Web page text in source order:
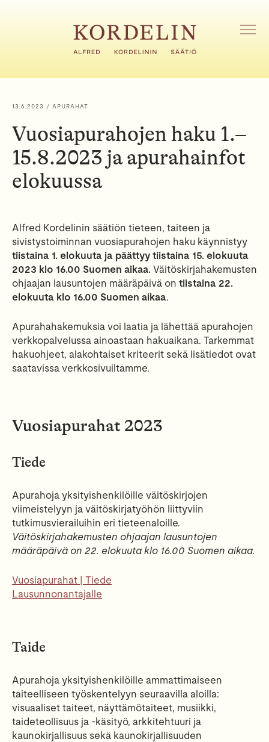
ä
A
V
K
13.6.2023 / APURAHAT
Vuosiapurahojen haku 1.–
15.8.2023 ja apurahainfot
elokuussa
Alfred Kordelinin säätiön tieteen, taiteen ja
sivistystoiminnan vuosiapurahojen haku käynnistyy
tiistaina 1. elokuuta ja päättyy tiistaina 15. elokuuta
2023 klo 16.00 Suomen aikaa. Väitöskirjahakemusten
ohjaajan lausuntojen määräpäivä on tiistaina 22.
elokuuta klo 16.00 Suomen aikaa.
Apurahahakemuksia voi laatia ja lähettää apurahojen
verkkopalvelussa ainoastaan hakuaikana. Tarkemmat
hakuohjeet, alakohtaiset kriteerit sekä lisätiedot ovat
saatavissa verkkosivuiltamme.
Vuosiapurahat 2023
Tiede
Apurahoja yksityishenkilöille väitöskirjojen
viimeistelyyn ja väitöskirjatyöhön liittyviin
tutkimusvierailuihin eri tieteenaloille.
Väitöskirjahakemusten ohjaajan lausuntojen
määräpäivä on 22. elokuuta klo 16.00 Suomen aikaa.
Vuosiapurahat | Tiede
Lausunnonantajalle
Taide
Apurahoja yksityishenkilöille ammattimaiseen
taiteelliseen työskentelyyn seuraavilla aloilla:
visuaaliset taiteet, näyttämötaiteet, musiikki,
taideteollisuus ja -käsityö, arkkitehtuuri ja
kaunokirjallisuus sekä kaunokirjallisuuden